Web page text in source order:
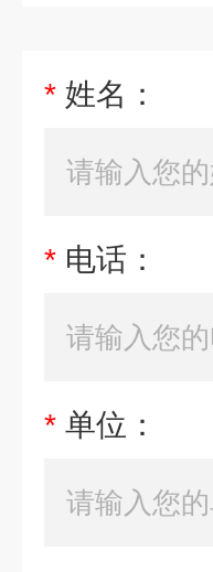
* 姓名：
* 电话：
* 单位：